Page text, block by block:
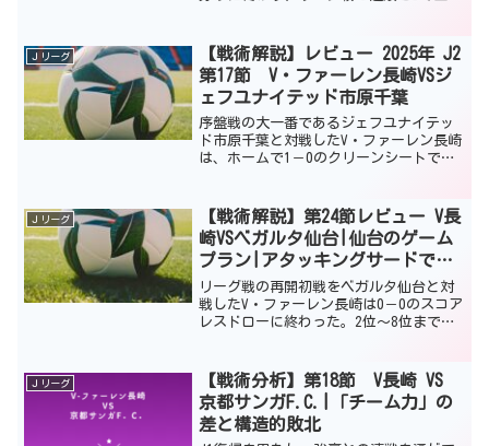
30度超える環境の中で引き分けにできた
のは御の字といえ...
Ｊリーグ
【戦術解説】レビュー 2025年 J2
第17節 V・ファーレン長崎VSジ
ェフユナイテッド市原千葉
序盤戦の大一番であるジェフユナイテッ
ド市原千葉と対戦したV・ファーレン長崎
は、ホームで1－0のクリーンシートで勝
としても充実したものであり、戦術的に
どのような点が優って...
Ｊリーグ
【戦術解説】第24節レビュー V長
崎VSベガルタ仙台|仙台のゲーム
プラン|アタッキングサードでの
課題
リーグ戦の再開初戦をベガルタ仙台と対
戦したV・ファーレン長崎は0－0のスコア
レスドローに終わった。2位～8位まで勝
け合うことになったのは非常に悔し
い。 また、昨シー...
Ｊリーグ
【戦術分析】第18節 V長崎 VS
京都サンガF.C.|「チーム力」の
差と構造的敗北